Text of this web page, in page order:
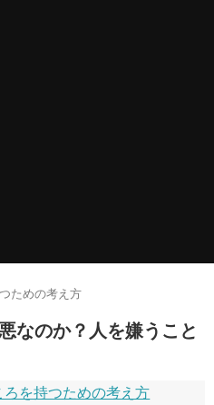
ための考え方
なのか？人を嫌うこと
ろを持つための考え方